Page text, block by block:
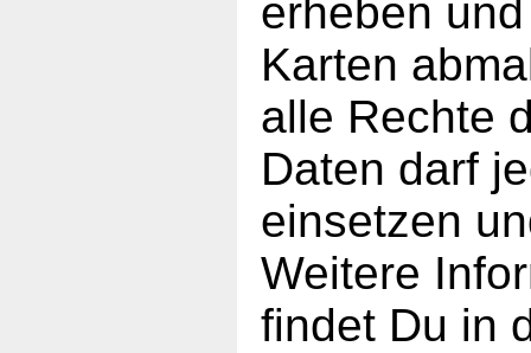
erheben
Karten
alle Rechte
Daten darf
einsetzen
Weitere
findet Du in